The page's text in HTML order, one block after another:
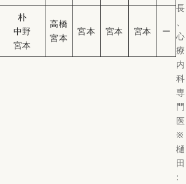
朴
中野
宮本
高橋
宮本
宮本 宮本 宮本 ー
長
、
心
療
内
科
専
門
医
※
樋
田
: